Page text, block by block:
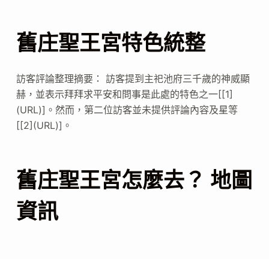
舊庄聖王宮特色統整
訪客評論整理摘要： 訪客提到主祀池府三千歲的神威顯
赫，並表示拜拜求平安和問事是此處的特色之一[[1]
(URL)]。然而，第二位訪客並未提供評論內容及星等
[[2](URL)]。
舊庄聖王宮怎麼去？ 地圖
資訊